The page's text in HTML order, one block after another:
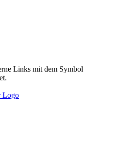
Links mit dem Symbol